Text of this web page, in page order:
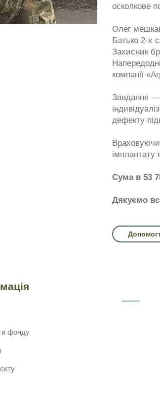
осколкове
Олег
Батько 2-х
Захисник
компанії
Завдання —
дефекту
Враховуючи
імплантату
Сума в 53
Дякуємо
фонду